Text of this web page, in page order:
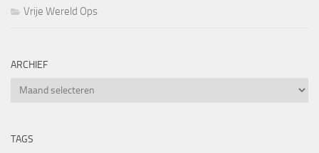
Vrije Wereld Ops
ARCHIEF
Archief
TAGS